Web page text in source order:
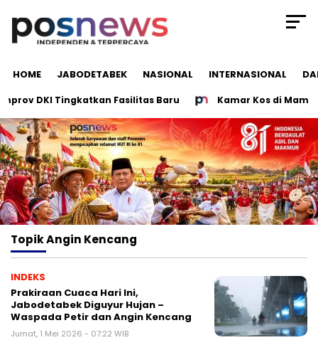
HOME JABODETABEK NASIONAL INTERNASIONAL
DKI Tingkatkan Fasilitas Baru Kamar Kos di
TopikAngin Kencang
INDEKS
Prakiraan Cuaca Hari Ini,
Jabodetabek Diguyur Hujan –
Waspada Petir dan Angin Kencang
Jumat, 1 Mei 2026 - 07:22 WIB